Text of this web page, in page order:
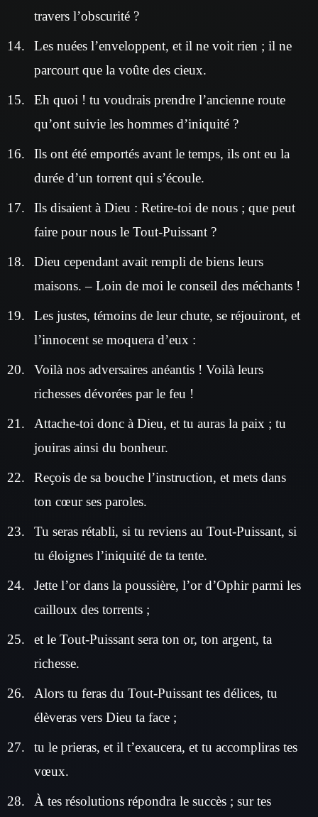
travers l’obscurité ?
Les nuées l’enveloppent, et il ne voit rien ; il ne
parcourt que la voûte des cieux.
Eh quoi ! tu voudrais prendre l’ancienne route
qu’ont suivie les hommes d’iniquité ?
Ils ont été emportés avant le temps, ils ont eu la
durée d’un torrent qui s’écoule.
Ils disaient à Dieu : Retire-toi de nous ; que peut
faire pour nous le Tout-Puissant ?
Dieu cependant avait rempli de biens leurs
maisons. – Loin de moi le conseil des méchants !
Les justes, témoins de leur chute, se réjouiront, et
l’innocent se moquera d’eux :
Voilà nos adversaires anéantis ! Voilà leurs
richesses dévorées par le feu !
Attache-toi donc à Dieu, et tu auras la paix ; tu
jouiras ainsi du bonheur.
Reçois de sa bouche l’instruction, et mets dans
ton cœur ses paroles.
Tu seras rétabli, si tu reviens au Tout-Puissant, si
tu éloignes l’iniquité de ta tente.
Jette l’or dans la poussière, l’or d’Ophir parmi les
cailloux des torrents ;
et le Tout-Puissant sera ton or, ton argent, ta
richesse.
Alors tu feras du Tout-Puissant tes délices, tu
élèveras vers Dieu ta face ;
tu le prieras, et il t’exaucera, et tu accompliras tes
vœux.
À tes résolutions répondra le succès ; sur tes